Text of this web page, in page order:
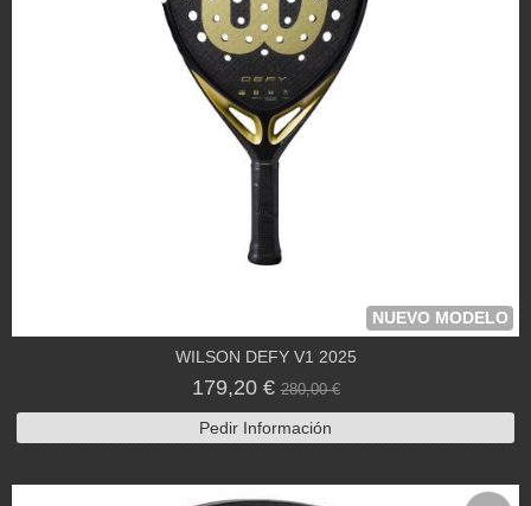
NUEVO MODELO
WILSON DEFY V1 2025
179,20 €280,00 €
Pedir Información